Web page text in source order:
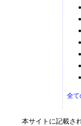
全て
本サイトに記載さ